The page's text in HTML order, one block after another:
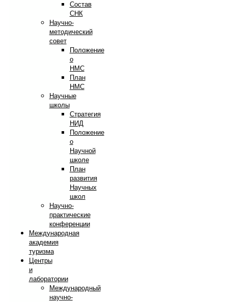
Состав
СНК
Научно-
методический
совет
Положение
о
НМС
План
НМС
Научные
школы
Стратегия
НИД
Положение
о
Научной
школе
План
развития
Научных
школ
Научно-
практические
конференции
Международная
академия
туризма
Центры
и
лаборатории
Международный
научно-